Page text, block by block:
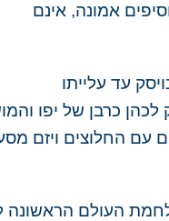
אמונה, אינם
עד עלייתו
הרב קוק לכהן כרבן של
עם החלוצים ויזם
מלחמת העולם